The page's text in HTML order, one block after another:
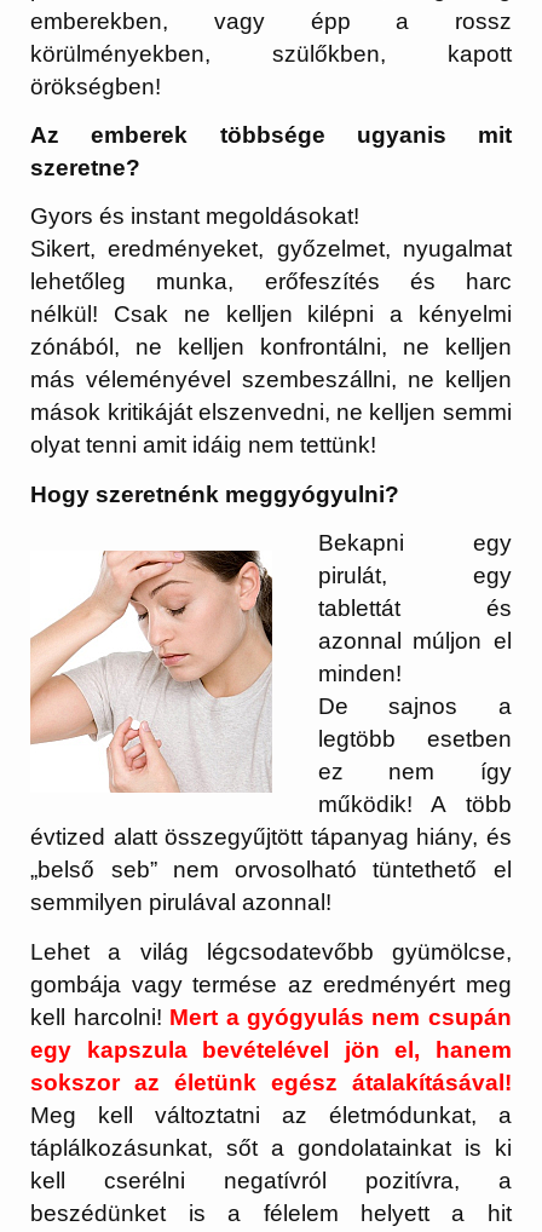
emberekben, vagy épp a rossz
körülményekben, szülőkben, kapott
örökségben!
Az emberek többsége ugyanis mit
szeretne?
Gyors és instant megoldásokat!
Sikert, eredményeket, győzelmet, nyugalmat
lehetőleg munka, erőfeszítés és harc
nélkül! Csak ne kelljen kilépni a kényelmi
zónából, ne kelljen konfrontálni, ne kelljen
más véleményével szembeszállni, ne kelljen
mások kritikáját elszenvedni, ne kelljen semmi
olyat tenni amit idáig nem tettünk!
Hogy szeretnénk meggyógyulni?
Bekapni egy
pirulát, egy
tablettát és
azonnal múljon el
minden!
De sajnos a
legtöbb esetben
ez nem így
működik! A több
évtized alatt összegyűjtött tápanyag hiány, és
„belső seb” nem orvosolható tüntethető el
semmilyen pirulával azonnal!
Lehet a világ légcsodatevőbb gyümölcse,
gombája vagy termése az eredményért meg
kell harcolni! Mert a gyógyulás nem csupán
egy kapszula bevételével jön el, hanem
sokszor az életünk egész átalakításával!
Meg kell változtatni az életmódunkat, a
táplálkozásunkat, sőt a gondolatainkat is ki
kell cserélni negatívról pozitívra, a
beszédünket is a félelem helyett a hit